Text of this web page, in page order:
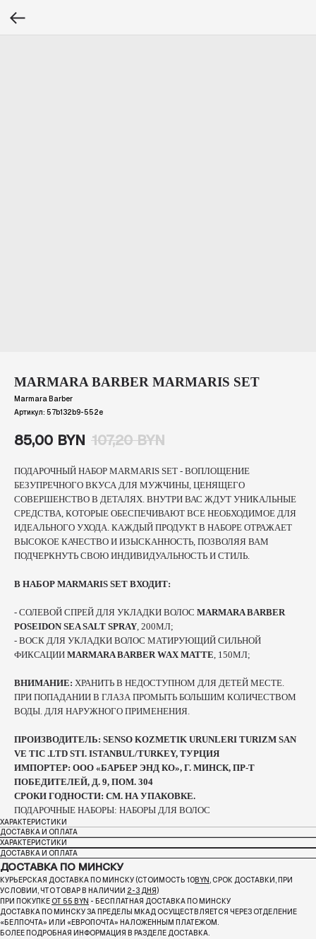
MARMARA BARBER MARMARIS SET
Marmara Barber
Артикул: 57b132b9-552e
85,00 BYN 107,20 BYN
ПОДАРОЧНЫЙ НАБОР MARMARIS SET - ВОПЛОЩЕНИЕ
БЕЗУПРЕЧНОГО ВКУСА ДЛЯ МУЖЧИНЫ, ЦЕНЯЩЕГО
СОВЕРШЕНСТВО В ДЕТАЛЯХ. ВНУТРИ ВАС ЖДУТ УНИКАЛЬНЫЕ
СРЕДСТВА, КОТОРЫЕ ОБЕСПЕЧИВАЮТ ВСЕ НЕОБХОДИМОЕ ДЛЯ
ИДЕАЛЬНОГО УХОДА. КАЖДЫЙ ПРОДУКТ В НАБОРЕ ОТРАЖАЕТ
ВЫСОКОЕ КАЧЕСТВО И ИЗЫСКАННОСТЬ, ПОЗВОЛЯЯ ВАМ
ПОДЧЕРКНУТЬ СВОЮ ИНДИВИДУАЛЬНОСТЬ И СТИЛЬ.
В НАБОР MARMARIS SET ВХОДИТ:
- СОЛЕВОЙ СПРЕЙ ДЛЯ УКЛАДКИ ВОЛОС MARMARA BARBER
POSEIDON SEA SALT SPRAY, 200МЛ;
- ВОСК ДЛЯ УКЛАДКИ ВОЛОС МАТИРУЮЩИЙ СИЛЬНОЙ
ФИКСАЦИИ MARMARA BARBER WAX MATTE, 150МЛ;
ВНИМАНИЕ: ХРАНИТЬ В НЕДОСТУПНОМ ДЛЯ ДЕТЕЙ МЕСТЕ.
ПРИ ПОПАДАНИИ В ГЛАЗА ПРОМЫТЬ БОЛЬШИМ КОЛИЧЕСТВОМ
ВОДЫ. ДЛЯ НАРУЖНОГО ПРИМЕНЕНИЯ.
ПРОИЗВОДИТЕЛЬ: SENSO KOZMETIK URUNLERI TURIZM SAN
VE TIC .LTD STI. ISTANBUL/TURKEY, ТУРЦИЯ
ИМПОРТЕР: ООО «БАРБЕР ЭНД КО», Г. МИНСК, ПР-Т
ПОБЕДИТЕЛЕЙ, Д. 9, ПОМ. 304
СРОКИ ГОДНОСТИ: СМ. НА УПАКОВКЕ.
ПОДАРОЧНЫЕ НАБОРЫ: НАБОРЫ ДЛЯ ВОЛОС
ХАРАКТЕРИСТИКИ
ДОСТАВКА И ОПЛАТА
ХАРАКТЕРИСТИКИ
ДОСТАВКА И ОПЛАТА
ДОСТАВКА ПО МИНСКУ
КУРЬЕРСКАЯ ДОСТАВКА ПО МИНСКУ (СТОИМОСТЬ 10BYN, СРОК ДОСТАВКИ, ПРИ
УСЛОВИИ, ЧТО ТОВАР В НАЛИЧИИ 2-3 ДНЯ )
ПРИ ПОКУПКЕ ОТ 55 BYN - БЕСПЛАТНАЯ ДОСТАВКА ПО МИНСКУ
ДОСТАВКА ПО МИНСКУ ЗА ПРЕДЕЛЫ МКАД ОСУЩЕСТВЛЯЕТСЯ ЧЕРЕЗ ОТДЕЛЕНИЕ
«БЕЛПОЧТА» ИЛИ «ЕВРОПОЧТА» НАЛОЖЕННЫМ ПЛАТЕЖОМ.
БОЛЕЕ ПОДРОБНАЯ ИНФОРМАЦИЯ В РАЗДЕЛЕ ДОСТАВКА.